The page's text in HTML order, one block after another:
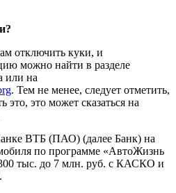
отключить куки, и
можно найти в разделе
или на
. Тем не менее, следует отметить,
это, это может сказаться на
ВТБ (ПАО) (далее Банк) на
по программе «АвтоЖизнь
тыс. до 7 млн. руб. с КАСКО и